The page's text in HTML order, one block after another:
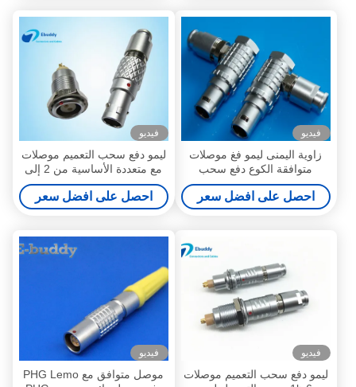
فيديو
زاوية اليمنى ليمو فغ موصلات
متوافقة الكوع دفع سحب
موصلات دائرية 2pin --- 26pin
متعددة القطب التوصيل
احصل على افضل سعر
فيديو
ليمو دفع سحب التعميم موصلات
مع متعددة الأساسية من 2 إلى
26 دبابيس
احصل على افضل سعر
فيديو
ليمو دفع سحب التعميم موصلات
فيديو
موصل متوافق مع PHG Lemo